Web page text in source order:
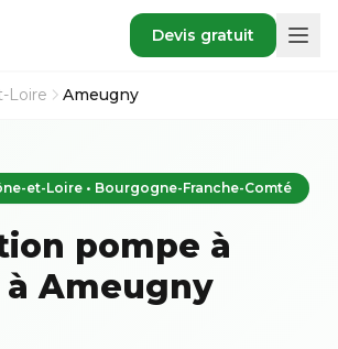
Devis gratuit
Loire Ameugny
et-Loire • Bourgogne-Franche-Comté
pompe à
Ameugny